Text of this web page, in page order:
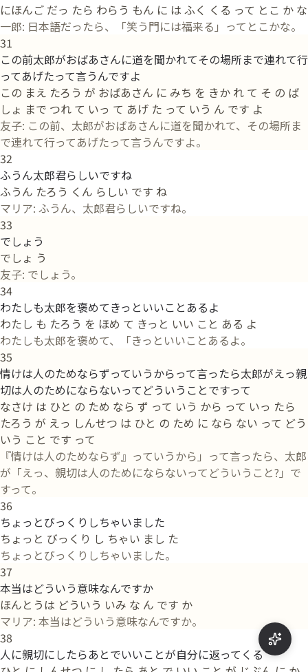
にほんご だっ たら わらう もん に は ふく くる って とこ か な
一郎: 日本語だったら、「笑う門には福来る」ってとこかな。
31
この前太郎がおばあさんに道を聞かれてその場所まで連れて行
ってあげたって言うんですよ
この まえ たろう が おばあさん に みち を きか れ て そ の ば
しょ まで つれ て いっ て あげ た って いう ん です よ
友子: この前、太郎がおばあさんに道を聞かれて、その場所ま
で連れて行ってあげたって言うんですよ。
32
ふうん太郎君らしいですね
ふうん たろう くん らしい です ね
マリア: ふうん、太郎君らしいですね。
33
でしょう
でしょ う
友子: でしょう。
34
わたしも太郎を褒めてきっといいことあるよ
わたし も たろう を ほめ て きっと いい こと ある よ
わたしも太郎を褒めて、「きっといいことあるよ。
35
情けは人のためならずっていうからって言ったら太郎がえっ親
切は人のためにならないってどういうことですって
なさけ は ひと の ため なら ず って いう から って いっ たら
たろう が えっ しんせつ は ひと の ため に なら ない って どう
いう こと です って
『情けは人のためならず』っていうから」って言ったら、太郎
が「えっ、親切は人のためにならないってどういうこと?」で
すって。
36
ちょっとびっくりしちゃいました
ちょっと びっくり し ちゃい まし た
ちょっとびっくりしちゃいました。
37
本当はどういう意味なんですか
ほんとうは どういう いみ な ん です か
マリア: 本当はどういう意味なんですか。
38
人に親切にしたらあとでいいことが自分に返ってくる